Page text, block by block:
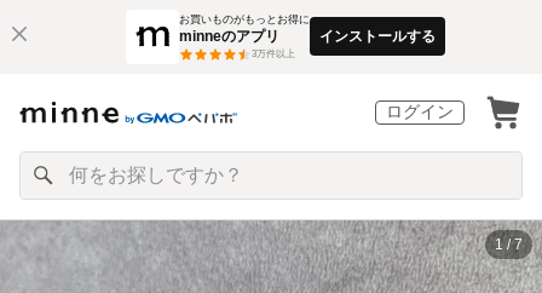
お買いものがもっとお得に
minneのアプリ
3万件以上
インストールする
ログイン
1 / 7